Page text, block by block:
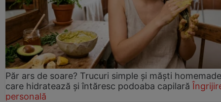
Păr ars de soare? Trucuri simple și măști homemade
care hidratează și întăresc podoaba capilară
personală